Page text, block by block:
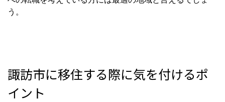
う。
諏訪市に移住する際に気を付けるポ
イント